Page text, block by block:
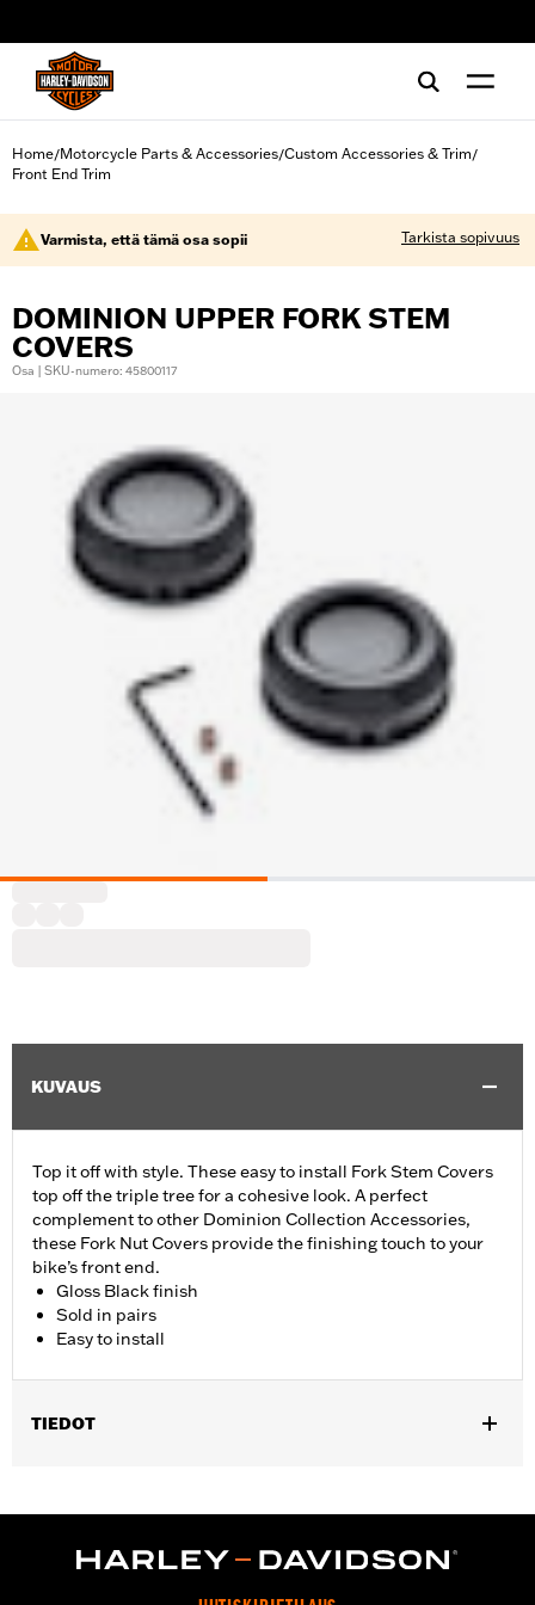
Home/Motorcycle Parts & Accessories/Custom Accessories & Trim/
Front End Trim
Varmista, että tämä osa sopii Tarkista sopivuus
DOMINION UPPER FORK STEM
COVERS
Osa | SKU-numero: 45800117
KUVAUS
Top it off with style. These easy to install Fork Stem Covers
top off the triple tree for a cohesive look. A perfect
complement to other Dominion Collection Accessories,
these Fork Nut Covers provide the finishing touch to your
bike’s front end.
Gloss Black finish
Sold in pairs
Easy to install
TIEDOT
’93-’05 FXDL, ’16-later FXDLS, ’94-’05 FXDS-CONV and ’90-’17
FLS, FLSS, FLSTF, FLSTFB, FLSTFBS and FLSTN and ’86-’17